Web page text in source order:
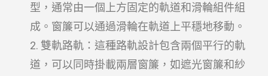
型，通常由一個上方固定的軌道和滑輪組件組
成。窗簾可以通過滑輪在軌道上平穩地移動。
雙軌路軌：這種路軌設計包含兩個平行的軌
道，可以同時掛載兩層窗簾，如遮光窗簾和紗